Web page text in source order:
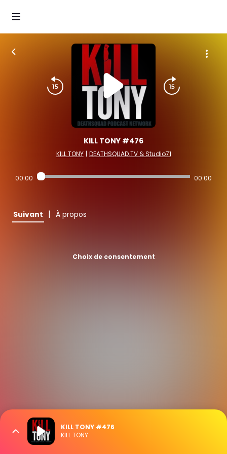
KILL TONY #476
KILL TONY | DEATHSQUAD.TV & Studio71
00:00 00:00
Suivant | À propos
Choix de consentement
KILL TONY #476
KILL TONY